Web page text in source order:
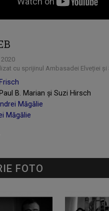
cu sprijinul Ambasadei Elveției
Paul B. Marian și Suzi Hirsch
Măgălie
Măgălie
FOTO